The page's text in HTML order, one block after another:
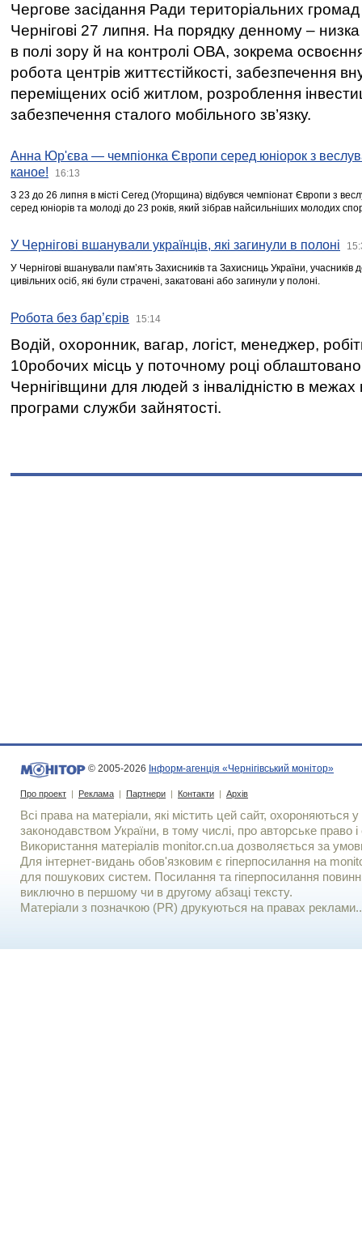
Чергове засідання Ради територіальних громад
Чернігові 27 липня. На порядку денному –
в полі зору й на контролі ОВА, зокрема освоєння
робота центрів життєстійкості, забезпечення
переміщених осіб житлом, розроблення
забезпечення сталого мобільного зв’язку.
Анна Юр'єва — чемпіонка Європи серед юніорок з
каное!
16:13
З 23 до 26 липня в місті Сегед (Угорщина) відбувся чемпіонат Європи з
серед юніорів та молоді до 23 років, який зібрав найсильніших молодих
У Чернігові вшанували українців, які загинули в полоні
У Чернігові вшанували пам’ять Захисників та Захисниць України,
цивільних осіб, які були страчені, закатовані або загинули у полоні.
Робота без бар’єрів 15:14
Водій, охоронник, вагар, логіст, менеджер,
10робочих місць у поточному році
Чернігівщини для людей з інвалідністю в межах
програми служби зайнятості.
© 2005-2026 Інформ-агенція «Чернігівський монітор»
Про проект | Реклама | Партнери | Контакти | Архів
Всі права на матеріали, які містить цей сайт, охороняються у
законодавством України, в тому числі, про авторське право і
Використання матерiалiв monitor.cn.ua дозволяється за
Для iнтернет-видань обов'язковим є гiперпосилання на
для пошукових систем. Посилання та гіперпосилання
виключно в першому чи в другому абзаці тексту.
Матеріали з позначкою (PR) друкуються на правах реклами..